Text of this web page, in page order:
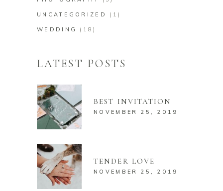
UNCATEGORIZED (1)
WEDDING (18)
LATEST POSTS
BEST INVITATION
NOVEMBER 25, 2019
TENDER LOVE
NOVEMBER 25, 2019